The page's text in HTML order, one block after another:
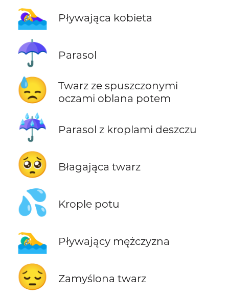
🏊‍♀️ Pływająca kobieta
☂️ Parasol
😓
Twarz ze spuszczonymi
oczami oblana potem
☔ Parasol z kroplami deszczu
🥺 Błagająca twarz
💦 Krople potu
🏊‍♂️ Pływający mężczyzna
😔 Zamyślona twarz